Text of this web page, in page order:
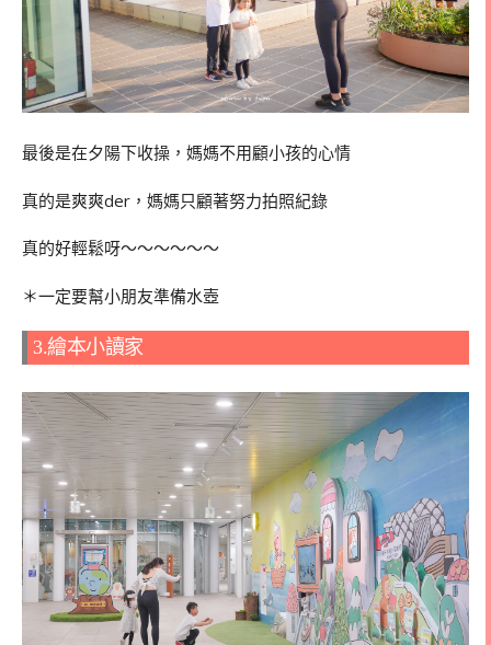
最後是在夕陽下收操，媽媽不用顧小孩的心情
真的是爽爽der，媽媽只顧著努力拍照紀錄
真的好輕鬆呀～～～～～～
＊一定要幫小朋友準備水壺
3.繪本小讀家